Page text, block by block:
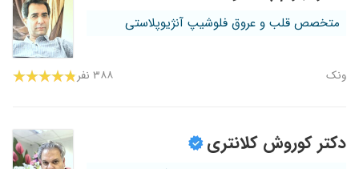
متخصص قلب و عروق فلوشیپ آنژیوپلاستی
ونک ۳۸۸ نفر
دکتر کوروش کلانتری